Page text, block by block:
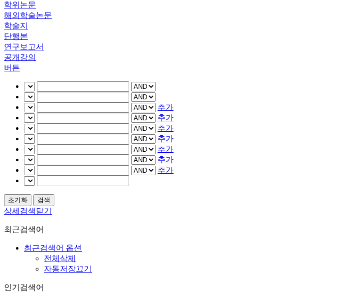
학위논문
해외학술논문
학술지
단행본
연구보고서
공개강의
버튼
추가
추가
추가
추가
추가
추가
추가
상세검색닫기
최근검색어
최근검색어 옵션
전체삭제
자동저장끄기
인기검색어